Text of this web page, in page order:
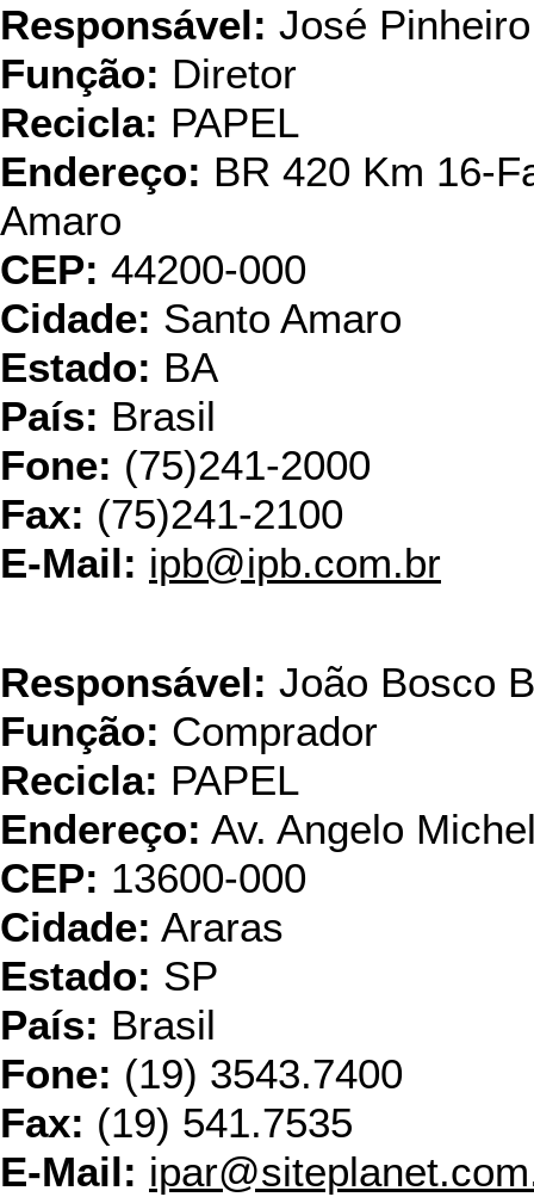
Responsável: José Pinheiro
Função: Diretor
Recicla: PAPEL
Endereço: BR 420 Km 16-
Amaro
CEP: 44200-000
Cidade: Santo Amaro
Estado: BA
País: Brasil
Fone: (75)241-2000
Fax: (75)241-2100
E-Mail: ipb@ipb.com.br
Responsável: João Bosco
Função: Comprador
Recicla: PAPEL
Endereço: Av. Angelo
CEP: 13600-000
Cidade: Araras
Estado: SP
País: Brasil
Fone: (19) 3543.7400
Fax: (19) 541.7535
E-Mail: